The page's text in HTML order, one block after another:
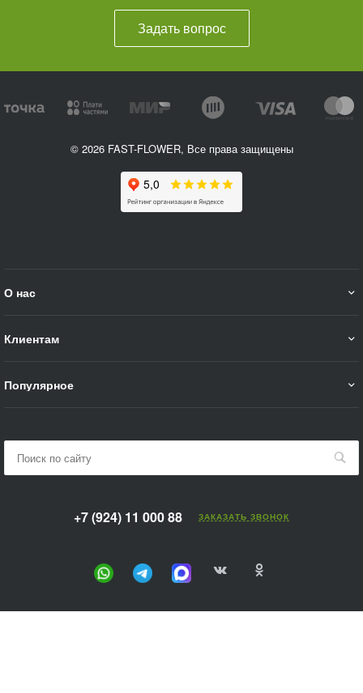
Задать вопрос
© 2026 FAST-FLOWER, Все права защищены
О нас
Клиентам
Популярное
+7 (924) 11 000 88 ЗАКАЗАТЬ ЗВОНОК